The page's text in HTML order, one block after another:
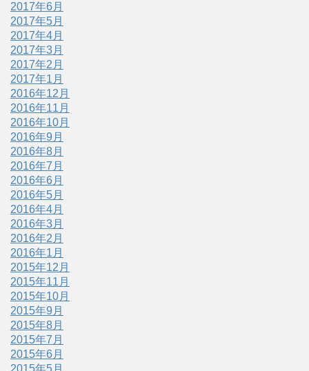
2017年6月
2017年5月
2017年4月
2017年3月
2017年2月
2017年1月
2016年12月
2016年11月
2016年10月
2016年9月
2016年8月
2016年7月
2016年6月
2016年5月
2016年4月
2016年3月
2016年2月
2016年1月
2015年12月
2015年11月
2015年10月
2015年9月
2015年8月
2015年7月
2015年6月